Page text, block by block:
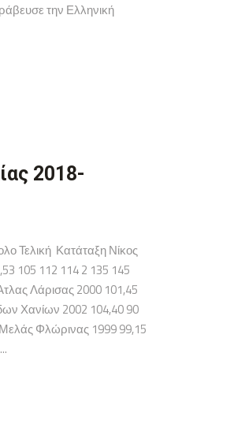
την Ελληνική
2018-
Τελική Κατάταξη Νίκος
105 112 114 2 135 145
Λάρισας 2000 101,45
Χανίων 2002 104,40 90
Φλώρινας 1999 99,15